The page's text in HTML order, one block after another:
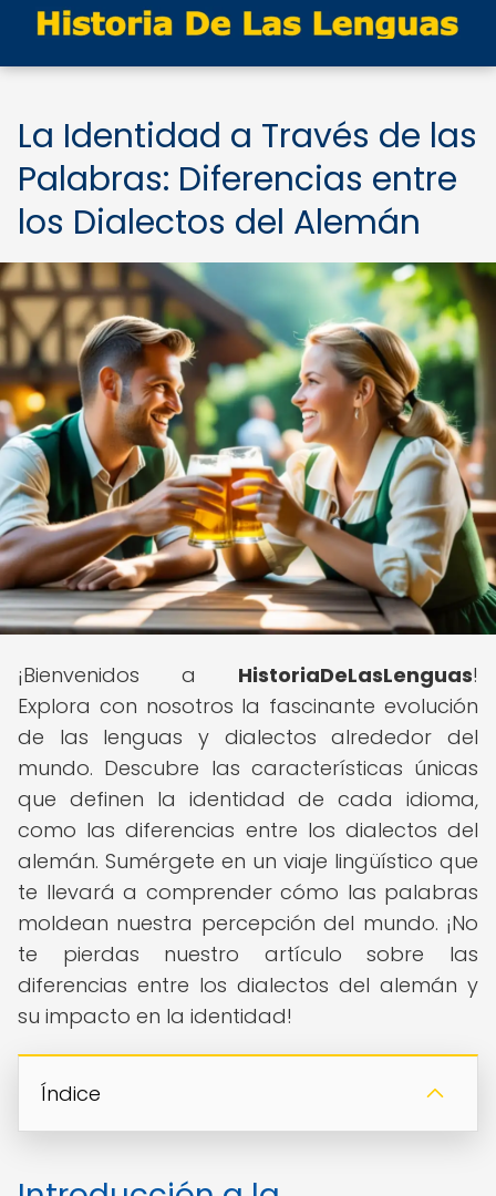
La Identidad a Través de las
Palabras: Diferencias entre
los Dialectos del Alemán
¡Bienvenidos a HistoriaDeLasLenguas!
Explora con nosotros la fascinante evolución
de las lenguas y dialectos alrededor del
mundo. Descubre las características únicas
que definen la identidad de cada idioma,
como las diferencias entre los dialectos del
alemán. Sumérgete en un viaje lingüístico que
te llevará a comprender cómo las palabras
moldean nuestra percepción del mundo. ¡No
te pierdas nuestro artículo sobre las
diferencias entre los dialectos del alemán y
su impacto en la identidad!
Índice